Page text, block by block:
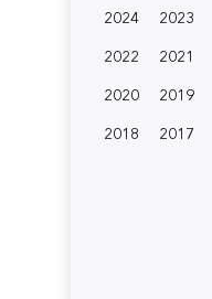
2024
2023
2022
2021
2020
2019
2018
2017